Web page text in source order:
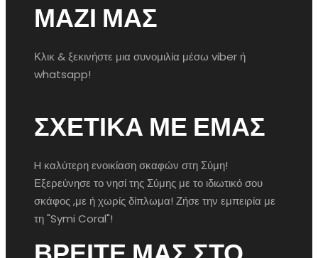
ΜΑΖΙ ΜΑΣ
Κλικ & ξεκινήστε μια συνομιλία μέσω viber ή
whatsapp!
ΣΧΕΤΙΚΆ ΜΕ ΕΜΆΣ
H καλύτερη ενοικίαση σκαφών στη Σύμη!
Εξερεύνησε το νησί της Σύμης με το ιδιωτικό σου
σκάφος ,με ή χωρίς δίπλωμα! Ζήσε την εμπειρία με
τη "Symi Coral"!